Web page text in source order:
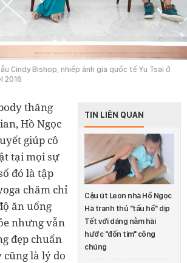
Cindy Bishop, nhiếp ảnh gia quốc tế Yu Tsai ở
2016
TIN LIÊN QUAN
Cậu út Leon nhà Hồ Ngọc
Hà tranh thủ "tấu hề" dịp
Tết với dáng nằm hài
hước "đốn tim" công
chúng
thăng
Hồ Ngọc
giúp cô
tại mọi sự
đó là tập
chăm chỉ
ăn uống
nhưng vẫn
đẹp chuẩn
cũng là lý do